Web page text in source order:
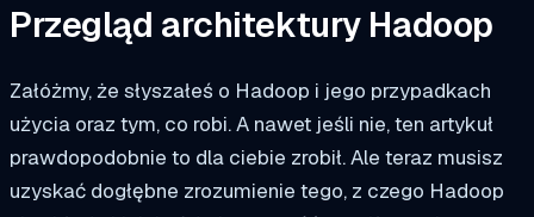
Przegląd architektury Hadoop
Załóżmy, że słyszałeś o Hadoop i jego przypadkach
użycia oraz tym, co robi. A nawet jeśli nie, ten artykuł
prawdopodobnie to dla ciebie zrobił. Ale teraz musisz
uzyskać dogłębne zrozumienie tego, z czego Hadoop